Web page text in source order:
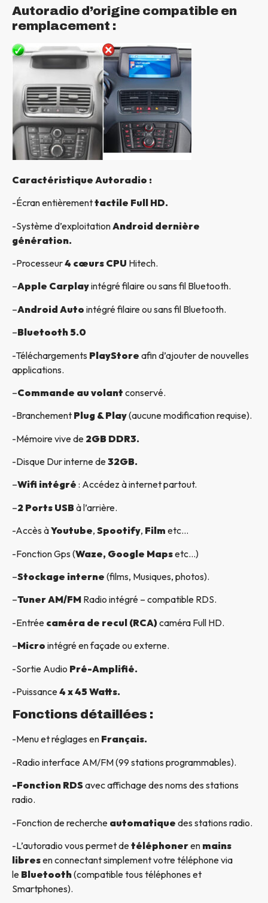
Autoradio d’origine compatible en
remplacement :
Caractéristique Autoradio :
-Écran entièrementtactile Full HD.
-Système d’exploitationAndroid dernière
génération.
-Processeur4 cœurs CPU Hitech.
–Apple Carplayintégré filaire ou sans fil Bluetooth.
–Android Auto intégré filaire ou sans fil Bluetooth.
–Bluetooth 5.0
-Téléchargements PlayStore afin d’ajouter de nouvelles
applications.
–Commande au volant conservé.
-Branchement Plug & Play(aucune modification requise).
-Mémoire vive de 2GB DDR3.
-Disque Dur interne de32GB.
–Wifi intégré : Accédez à internet partout.
–2 Ports USBà l’arrière.
-Accès àYoutube, Spootify, Film etc…
-Fonction Gps (Waze, Google Mapsetc…)
–Stockage interne (films, Musiques, photos).
–Tuner AM/FM Radio intégré – compatible RDS.
-Entrée caméra de recul (RCA)caméra Full HD.
–Micro intégré en façade ou externe.
-Sortie Audio Pré-Amplifié.
-Puissance4 x 45 Watts.
Fonctions détaillées :
-Menu et réglages en Français.
-Radio interface AM/FM (99 stations programmables).
-Fonction RDSavec affichage des noms des stations
radio.
-Fonction de recherche automatique des stations radio.
-L’autoradio vous permet detéléphoneren mains
libresen connectant simplement votre téléphone via
le Bluetooth(compatible tous téléphones et
Smartphones).